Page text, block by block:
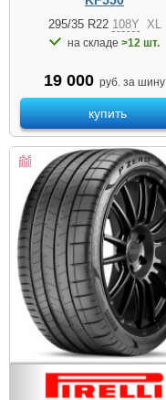
295/35 R22 108Y XL
на складе >12 шт.
19 000 руб. за шину
купить